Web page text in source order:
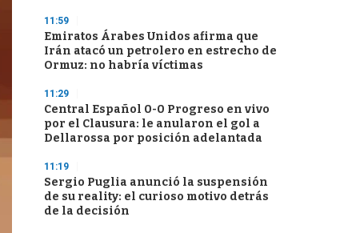
11:59
Emiratos Árabes Unidos afirma que
Irán atacó un petrolero en estrecho de
Ormuz: no habría víctimas
11:29
Central Español 0-0 Progreso en vivo
por el Clausura: le anularon el gol a
Dellarossa por posición adelantada
11:19
Sergio Puglia anunció la suspensión
de su reality: el curioso motivo detrás
de la decisión